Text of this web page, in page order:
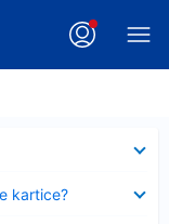
kartice?